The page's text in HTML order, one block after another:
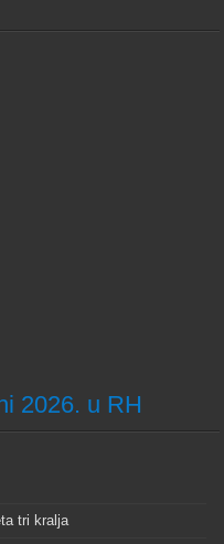
2026. u RH
tri kralja